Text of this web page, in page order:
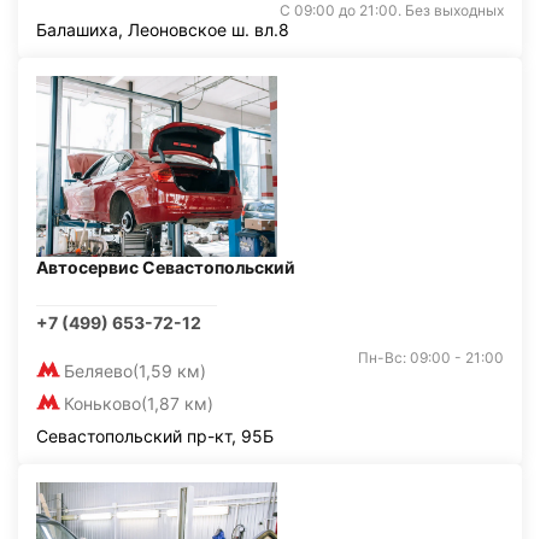
С 09:00 до 21:00. Без выходных
Балашиха, Леоновское ш. вл.8
Автосервис Севастопольский
+7 (499) 653-72-12
Беляево(1,59 км)
Коньково(1,87 км)
Пн-Вс: 09:00 - 21:00
Севастопольский пр-кт, 95Б